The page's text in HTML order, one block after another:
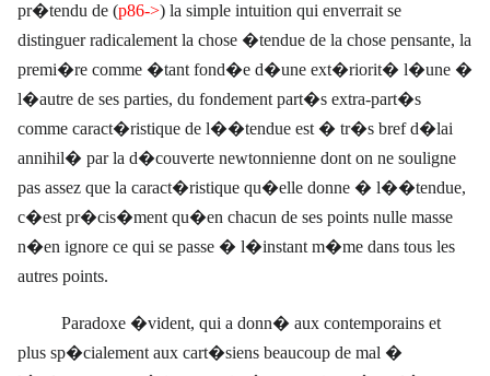
pr�tendu de (p86->) la simple intuition qui enverrait se
distinguer radicalement la chose �tendue de la chose pensante, la
premi�re comme �tant fond�e d�une ext�riorit� l�une �
l�autre de ses parties, du fondement part�s extra-part�s
comme caract�ristique de l��tendue est � tr�s bref d�lai
annihil� par la d�couverte newtonnienne dont on ne souligne
pas assez que la caract�ristique qu�elle donne � l��tendue,
c�est pr�cis�ment qu�en chacun de ses points nulle masse
n�en ignore ce qui se passe � l�instant m�me dans tous les
autres points.
Paradoxe �vident, qui a donn� aux contemporains et
plus sp�cialement aux cart�siens beaucoup de mal �